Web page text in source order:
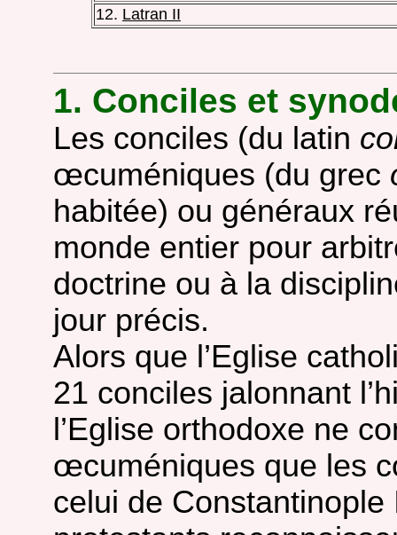
12. Latran II
1. Conciles et
Les conciles (du latin
œcuméniques (du grec
habitée) ou généraux
monde entier pour
doctrine ou à la
jour précis.
Alors que l’Eglise
21 conciles jalonnant
l’Eglise orthodoxe ne
œcuméniques que les
celui de